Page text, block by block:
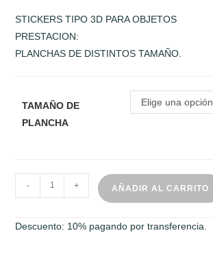
STICKERS TIPO 3D PARA OBJETOS
PRESTACION:
PLANCHAS DE DISTINTOS TAMAÑO.
TAMAÑO DE
PLANCHA
Elige una opción
STICKER
RIGIDO
ALTA
- + AÑADIR AL CARRITO
Descuento: 10% pagando por transferencia.